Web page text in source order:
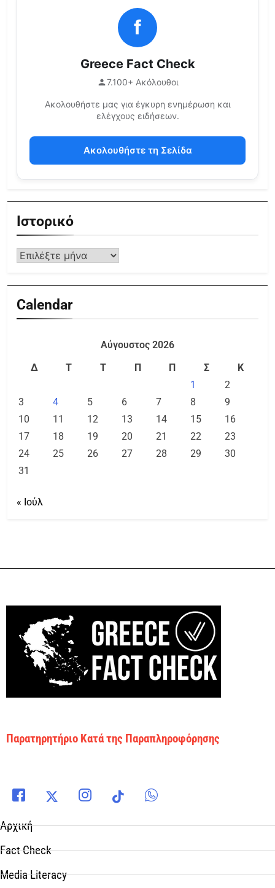
f
Greece Fact Check
7.100+ Ακόλουθοι
Ακολουθήστε μας για έγκυρη ενημέρωση και
ελέγχους ειδήσεων.
Ακολουθήστε τη Σελίδα
Ιστορικό
Calendar
Αύγουστος 2026
Δ
Τ Τ Π Π Σ
Κ
1
2
3
4 5 6 7 8
9
10
11 12 13 14 15
16
17
18 19 20 21 22
23
24
25 26 27 28 29
30
31
« Ιούλ
Παρατηρητήριο Κατά της Παραπληροφόρησης
Αρχική
Fact Check
Media Literacy